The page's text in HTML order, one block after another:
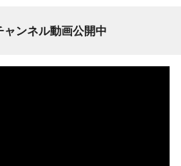
ャンネル動画公開中